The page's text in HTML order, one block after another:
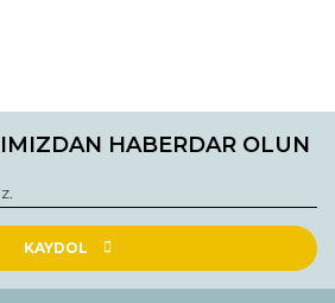
HABERDAR OLUN
KAYDOL